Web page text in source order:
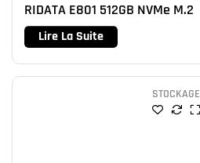
RIDATA E801 512GB NVMe M.2
Lire La Suite
STOCKAGE